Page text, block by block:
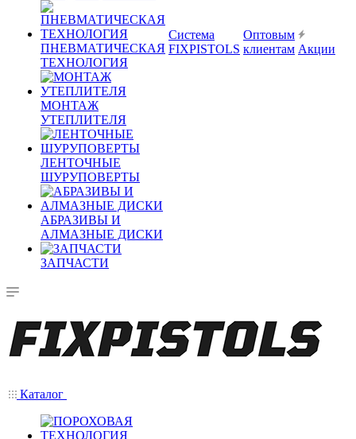
ПНЕВМАТИЧЕСКАЯ
ТЕХНОЛОГИЯ
МОНТАЖ
УТЕПЛИТЕЛЯ
ЛЕНТОЧНЫЕ
ШУРУПОВЕРТЫ
АБРАЗИВЫ И
АЛМАЗНЫЕ ДИСКИ
ЗАПЧАСТИ
Система
FIXPISTOLS
Оптовым
клиентам Акции
Каталог